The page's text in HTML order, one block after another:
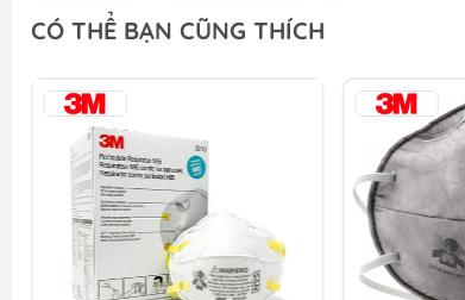
CÓ THỂ BẠN CŨNG THÍCH